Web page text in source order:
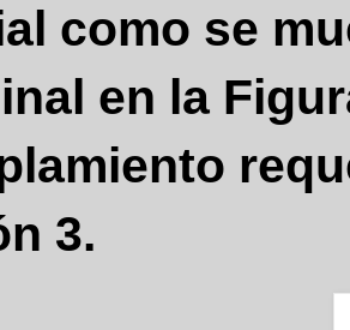
como se
en la
3.